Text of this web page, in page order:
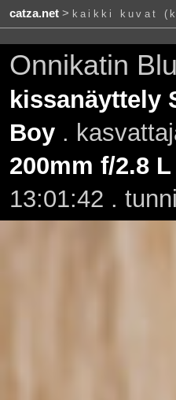
catza.net> kaikki kuvat
Onnikatin
kissanäyttely
Boy.
200mm f/2.8 L
13:01:42 .